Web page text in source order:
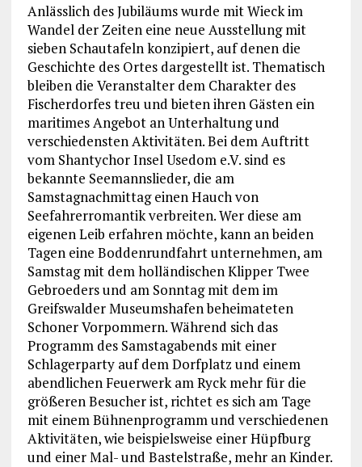
Anlässlich des Jubiläums wurde mit Wieck im
Wandel der Zeiten eine neue Ausstellung mit
sieben Schautafeln konzipiert, auf denen die
Geschichte des Ortes dargestellt ist. Thematisch
bleiben die Veranstalter dem Charakter des
Fischerdorfes treu und bieten ihren Gästen ein
maritimes Angebot an Unterhaltung und
verschiedensten Aktivitäten. Bei dem Auftritt
vom Shantychor Insel Usedom e.V. sind es
bekannte Seemannslieder, die am
Samstagnachmittag einen Hauch von
Seefahrerromantik verbreiten. Wer diese am
eigenen Leib erfahren möchte, kann an beiden
Tagen eine Boddenrundfahrt unternehmen, am
Samstag mit dem holländischen Klipper Twee
Gebroeders und am Sonntag mit dem im
Greifswalder Museumshafen beheimateten
Schoner Vorpommern. Während sich das
Programm des Samstagabends mit einer
Schlagerparty auf dem Dorfplatz und einem
abendlichen Feuerwerk am Ryck mehr für die
größeren Besucher ist, richtet es sich am Tage
mit einem Bühnenprogramm und verschiedenen
Aktivitäten, wie beispielsweise einer Hüpfburg
und einer Mal- und Bastelstraße, mehr an Kinder.